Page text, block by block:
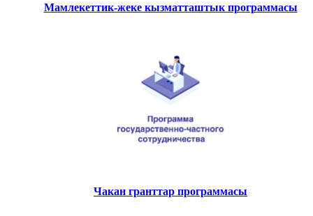
Мамлекеттик-жеке кызматташтык программасы
Чакан гранттар программасы